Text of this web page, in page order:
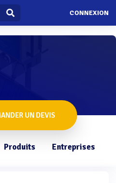
CONNEXION
UN DEVIS
Produits Entreprises